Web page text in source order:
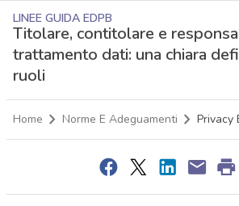
LINEE GUIDA EDPB
Titolare, contitolare e
trattamento dati: una chiara
ruoli
Home Norme E Adeguamenti Privacy